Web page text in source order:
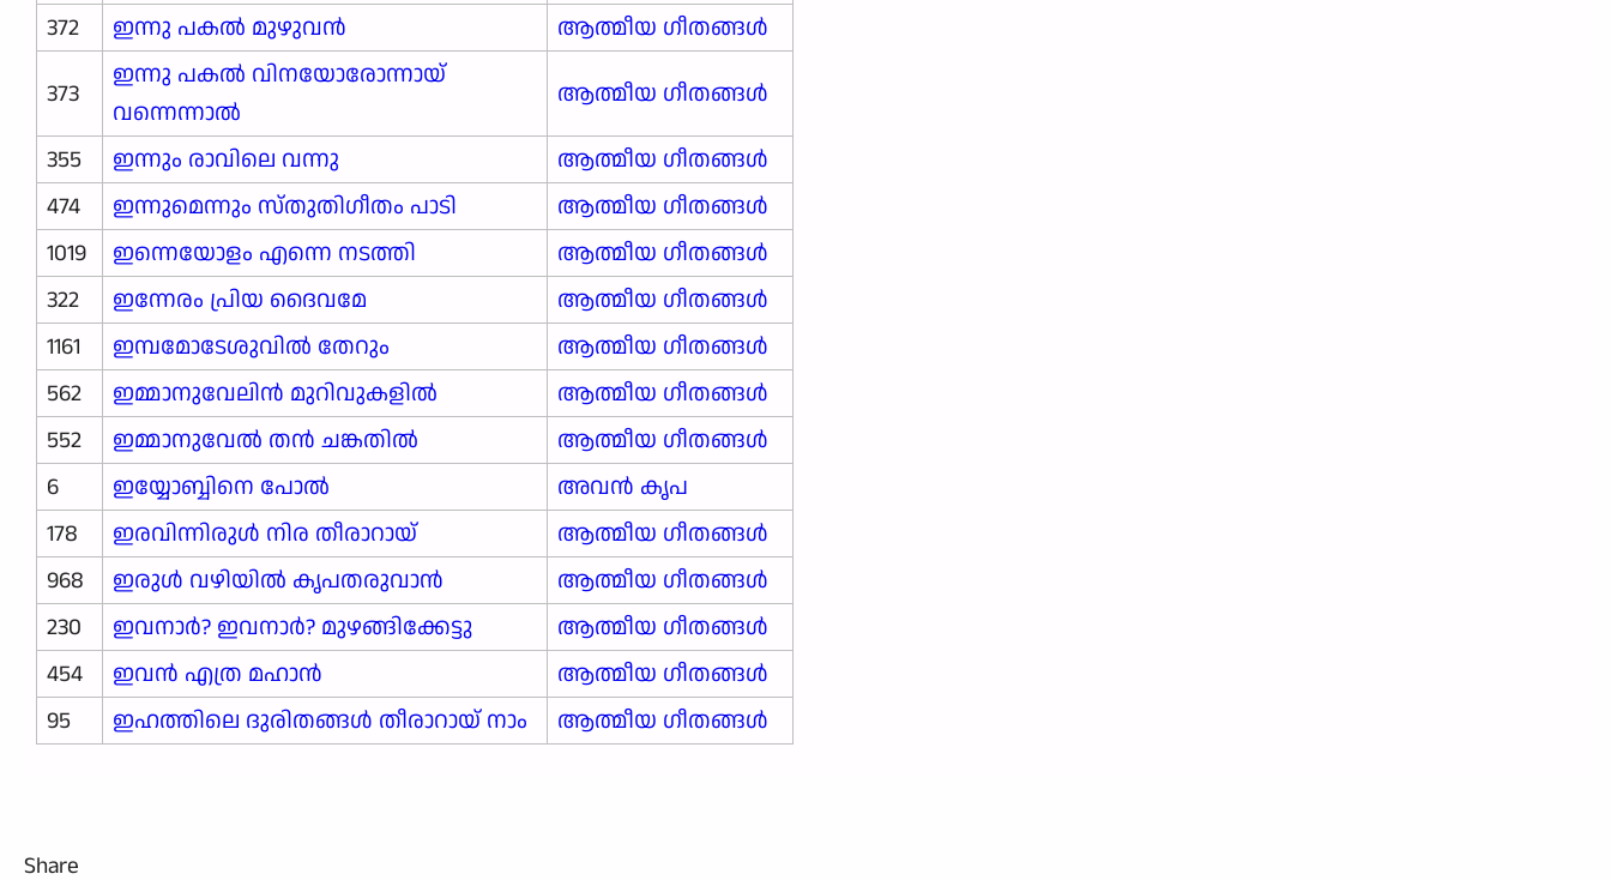
372
ഇന്നു പകൽ മുഴുവൻ
ആത്മീയ ഗീതങ്ങൾ
373
ഇന്നു പകൽ വിനയോരോന്നായ്
വന്നെന്നാൽ
ആത്മീയ ഗീതങ്ങൾ
355
ഇന്നും രാവിലെ വന്നു
ആത്മീയ ഗീതങ്ങൾ
474
ഇന്നുമെന്നും സ്തുതിഗീതം പാടി
ആത്മീയ ഗീതങ്ങൾ
1019
ഇന്നെയോളം എന്നെ നടത്തി
ആത്മീയ ഗീതങ്ങൾ
322
ഇന്നേരം പ്രിയ ദൈവമേ
ആത്മീയ ഗീതങ്ങൾ
1161
ഇമ്പമോടേശുവിൽ തേറും
ആത്മീയ ഗീതങ്ങൾ
562
ഇമ്മാനുവേലിൻ മുറിവുകളിൽ
ആത്മീയ ഗീതങ്ങൾ
552
ഇമ്മാനുവേൽ തൻ ചങ്കതിൽ
ആത്മീയ ഗീതങ്ങൾ
6
ഇയ്യോബ്ബിനെ പോൽ
അവന്‍ കൃപ
178
ഇരവിന്നിരുൾ നിര തീരാറായ്
ആത്മീയ ഗീതങ്ങൾ
968
ഇരുൾ വഴിയിൽ കൃപതരുവാൻ
ആത്മീയ ഗീതങ്ങൾ
230
ഇവനാർ? ഇവനാർ? മുഴങ്ങിക്കേട്ടു
ആത്മീയ ഗീതങ്ങൾ
454
ഇവൻ എത്ര മഹാൻ
ആത്മീയ ഗീതങ്ങൾ
95
ഇഹത്തിലെ ദുരിതങ്ങൾ തീരാറായ് നാം ആത്മീയ ഗീതങ്ങൾ
Share